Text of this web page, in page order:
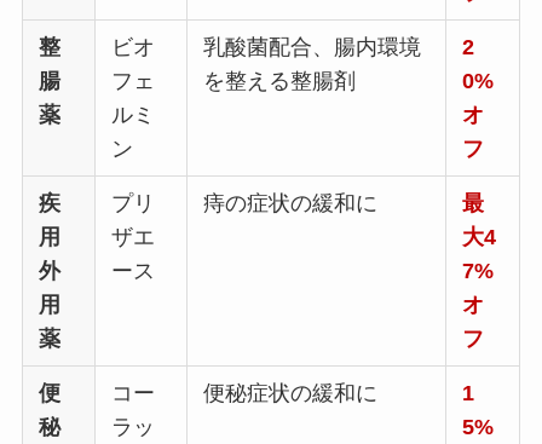
整
腸
薬
ビオ
フェ
ルミ
ン
乳酸菌配合、腸内環境
を整える整腸剤
2
0%
オ
フ
疾
用
外
用
薬
プリ
ザエ
ース
痔の症状の緩和に
最
大4
7%
オ
フ
便
秘
コー
ラッ
便秘症状の緩和に
1
5%